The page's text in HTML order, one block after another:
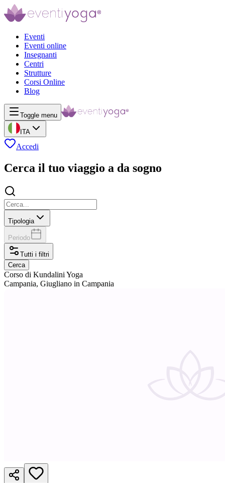
Eventi
Eventi online
Insegnanti
Centri
Strutture
Corsi Online
Blog
Toggle menu
ITA
Accedi
Cerca il tuo viaggio a da sogno
Tipologia
Periodo
Tutti i filtri
Cerca
Corso di Kundalini Yoga
Campania, Giugliano in Campania